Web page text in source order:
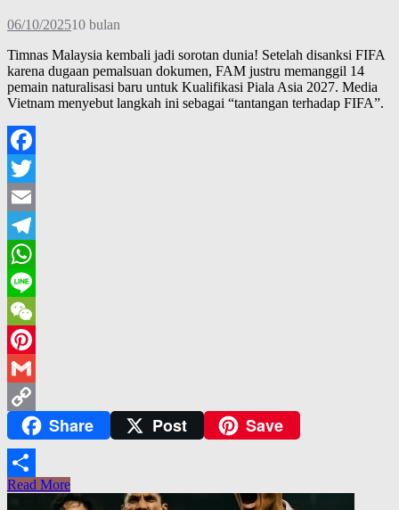
06/10/202510 bulan
Timnas Malaysia kembali jadi sorotan dunia! Setelah disanksi FIFA
karena dugaan pemalsuan dokumen, FAM justru memanggil 14
pemain naturalisasi baru untuk Kualifikasi Piala Asia 2027. Media
Vietnam menyebut langkah ini sebagai “tantangan terhadap FIFA”.
Facebook
Twitter
Email
Telegram
WhatsApp
Line
WeChat
Pinterest
Gmail
Copy
Link
Share Post Save
Share
Read More